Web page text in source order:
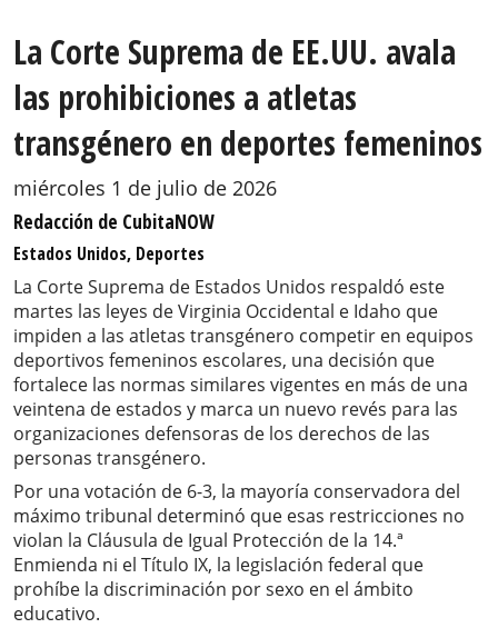
La Corte Suprema de EE.UU. avala
las prohibiciones a atletas
transgénero en deportes femeninos
miércoles 1 de julio de 2026
Redacción de CubitaNOW
Estados Unidos, Deportes
La Corte Suprema de Estados Unidos respaldó este
martes las leyes de Virginia Occidental e Idaho que
impiden a las atletas transgénero competir en equipos
deportivos femeninos escolares, una decisión que
fortalece las normas similares vigentes en más de una
veintena de estados y marca un nuevo revés para las
organizaciones defensoras de los derechos de las
personas transgénero.
Por una votación de 6-3, la mayoría conservadora del
máximo tribunal determinó que esas restricciones no
violan la Cláusula de Igual Protección de la 14.ª
Enmienda ni el Título IX, la legislación federal que
prohíbe la discriminación por sexo en el ámbito
educativo.